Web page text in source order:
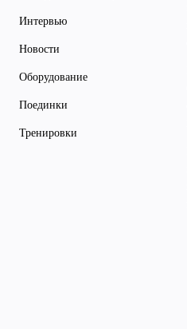
Интервью
Новости
Оборудование
Поединки
Тренировки